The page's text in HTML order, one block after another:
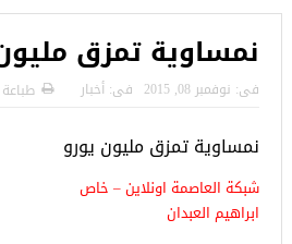
نمساوية تمزق
فى: نوفمبر 08, 2015 فى: أخبار طباعة
نمساوية تمزق مليون يورو
شبكة العاصمة اونلاين – خاص
ابراهيم العبدان